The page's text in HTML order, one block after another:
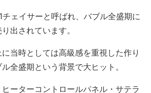
ェイサーと呼ばれ、バブル全盛期に
出されています。
当時としては高級感を重視した作り
全盛期という背景で大ヒット。
ーターコントロールパネル・サテラ